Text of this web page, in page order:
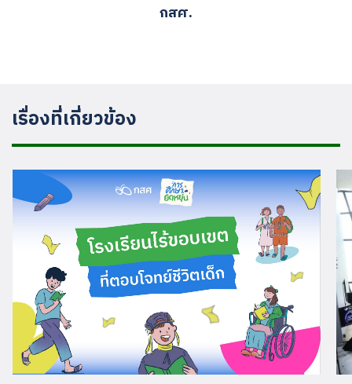
กสศ.
เรื่องที่เกี่ยวข้อง